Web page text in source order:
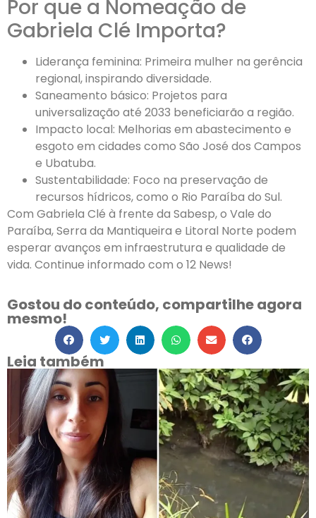
Por que a Nomeação de
Gabriela Clé Importa?
Liderança feminina: Primeira mulher na gerência
regional, inspirando diversidade.
Saneamento básico: Projetos para
universalização até 2033 beneficiarão a região.
Impacto local: Melhorias em abastecimento e
esgoto em cidades como São José dos Campos
e Ubatuba.
Sustentabilidade: Foco na preservação de
recursos hídricos, como o Rio Paraíba do Sul.
Com Gabriela Clé à frente da Sabesp, o Vale do
Paraíba, Serra da Mantiqueira e Litoral Norte podem
esperar avanços em infraestrutura e qualidade de
vida. Continue informado com o 12 News!
Gostou do conteúdo, compartilhe agora
mesmo!
Leia também